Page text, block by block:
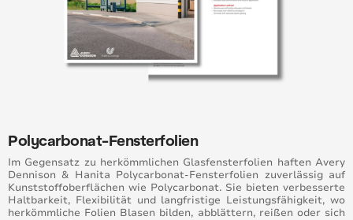
Polycarbonat-Fensterfolien
Im Gegensatz zu herkömmlichen Glasfensterfolien haften Avery
Dennison & Hanita Polycarbonat-Fensterfolien zuverlässig auf
Kunststoffoberflächen wie Polycarbonat. Sie bieten verbesserte
Haltbarkeit, Flexibilität und langfristige Leistungsfähigkeit, wo
herkömmliche Folien Blasen bilden, abblättern, reißen oder sich